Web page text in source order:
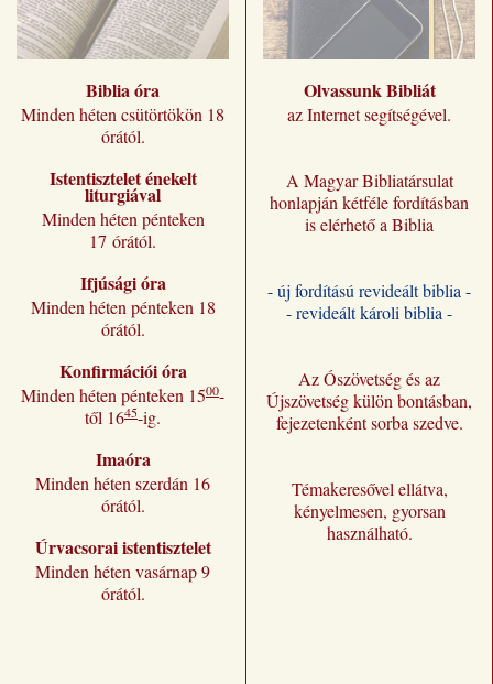
Biblia óra
Minden héten csütörtökön 18
órától.
Istentisztelet énekelt
liturgiával
Minden héten pénteken
17 órától.
Ifjúsági óra
Minden héten pénteken 18
órától.
Konfirmációi óra
Minden héten pénteken 1500-
től 1645-ig.
Imaóra
Minden héten szerdán 16
órától.
Úrvacsorai istentisztelet
Minden héten vasárnap 9
órától.
Olvassunk Bibliát
az Internet segítségével.
A Magyar Bibliatársulat
honlapján kétféle fordításban
is elérhető a Biblia
- új fordítású revideált biblia -
- revideált károli biblia -
Az Ószövetség és az
Újszövetség külön bontásban,
fejezetenként sorba szedve.
Témakeresővel ellátva,
kényelmesen, gyorsan
használható.